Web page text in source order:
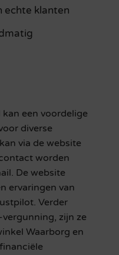
echte klanten
een voordelige
diverse
via de website
worden
De website
ervaringen van
Verder
zijn ze
Waarborg en